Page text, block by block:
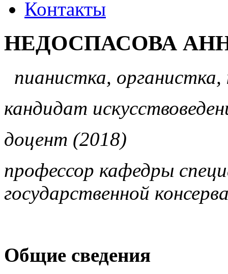
Контакты
НЕДОСПАСОВА
пианистка, органистка,
кандидат
доцент (2018)
профессор кафедры
государственной
Общие сведения